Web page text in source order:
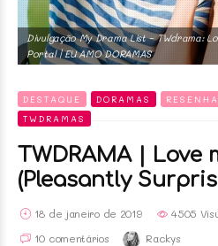
Divulgação My Drama List ~ TWdrama:
Portal | EU AMO DORAMAS
DESTAQUE DORAMAS
TWDRAMAS
TWDRAMA | Love
(Pleasantly
18 de janeiro de 2019 4505
10 comentários
Rackys